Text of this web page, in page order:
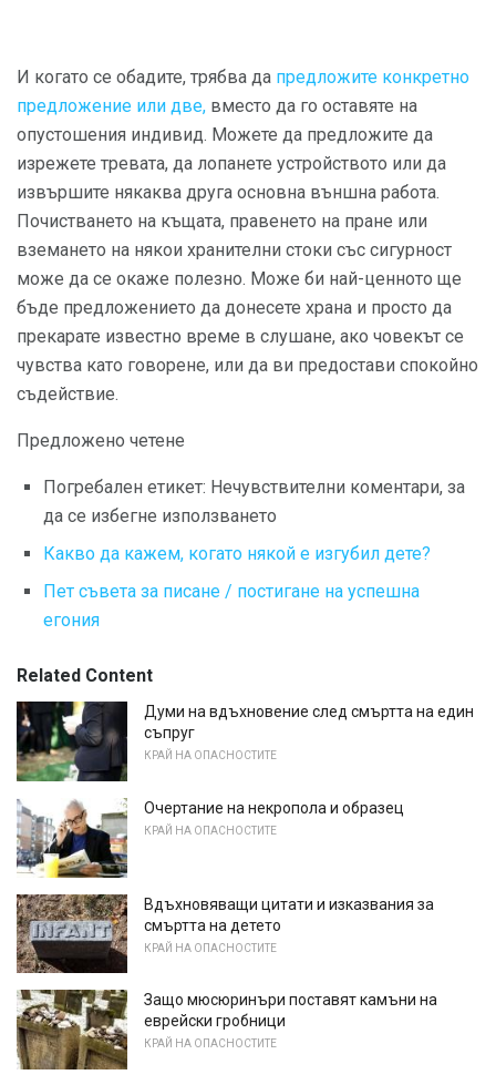
И когато се обадите, трябва да предложите конкретно
предложение или две, вместо да го оставяте на
опустошения индивид. Можете да предложите да
изрежете тревата, да лопанете устройството или да
извършите някаква друга основна външна работа.
Почистването на къщата, правенето на пране или
вземането на някои хранителни стоки със сигурност
може да се окаже полезно. Може би най-ценното ще
бъде предложението да донесете храна и просто да
прекарате известно време в слушане, ако човекът се
чувства като говорене, или да ви предостави спокойно
съдействие.
Предложено четене
Погребален етикет: Нечувствителни коментари, за
да се избегне използването
Какво да кажем, когато някой е изгубил дете?
Пет съвета за писане / постигане на успешна
егония
Related Content
Думи на вдъхновение след смъртта на един
съпруг
КРАЙ НА ОПАСНОСТИТЕ
Очертание на некропола и образец
КРАЙ НА ОПАСНОСТИТЕ
Вдъхновяващи цитати и изказвания за
смъртта на детето
КРАЙ НА ОПАСНОСТИТЕ
Защо мюсюринъри поставят камъни на
еврейски гробници
КРАЙ НА ОПАСНОСТИТЕ